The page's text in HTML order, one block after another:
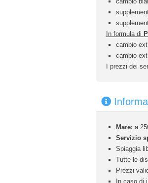
In formula di
cambio
cambio
I prezzi dei
Mare: a
Servizio
Spiaggia
Tutte le
Prezzi
In caso di